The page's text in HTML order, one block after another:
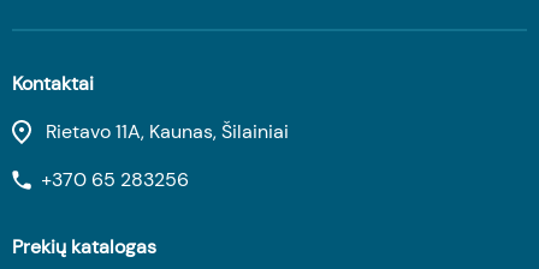
Kontaktai
Rietavo 11A, Kaunas, Šilainiai
+370 65 283256
Prekių katalogas